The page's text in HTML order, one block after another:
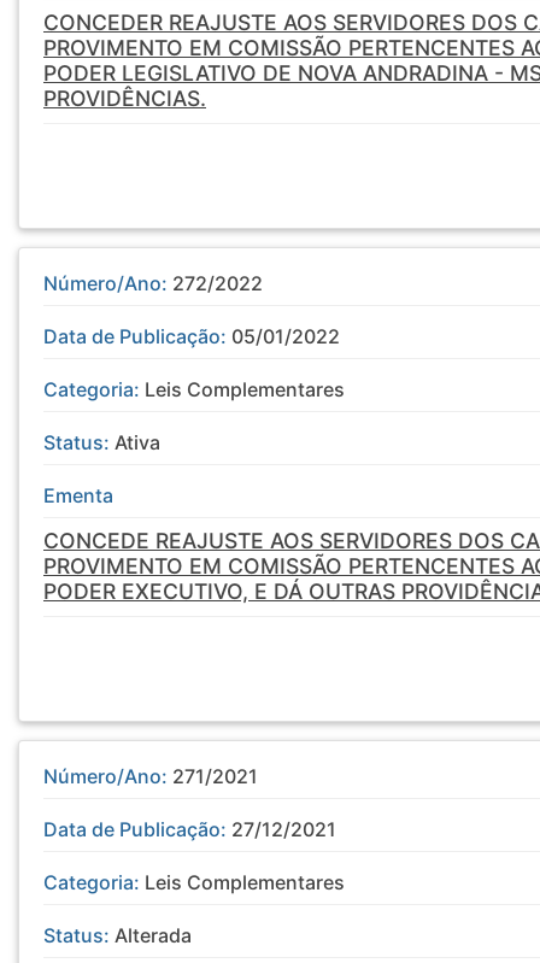
CONCEDER REAJUSTE AOS SERVIDORES DOS
PROVIMENTO EM COMISSÃO PERTENCENTES
PODER LEGISLATIVO DE NOVA ANDRADINA -
PROVIDÊNCIAS.
Número/Ano: 272/2022
Data de Publicação: 05/01/2022
Categoria: Leis Complementares
Status: Ativa
Ementa
CONCEDE REAJUSTE AOS SERVIDORES DOS
PROVIMENTO EM COMISSÃO PERTENCENTES
PODER EXECUTIVO, E DÁ OUTRAS
Número/Ano: 271/2021
Data de Publicação: 27/12/2021
Categoria: Leis Complementares
Status: Alterada